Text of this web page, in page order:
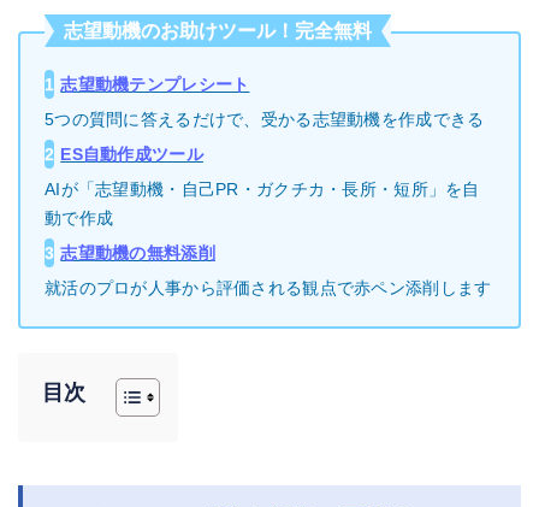
志望動機のお助けツール！完全無料
1 志望動機テンプレシート
5つの質問に答えるだけで、受かる志望動機を作成できる
2 ES自動作成ツール
AIが「志望動機・自己PR・ガクチカ・長所・短所」を自
動で作成
3 志望動機の無料添削
就活のプロが人事から評価される観点で赤ペン添削します
目次